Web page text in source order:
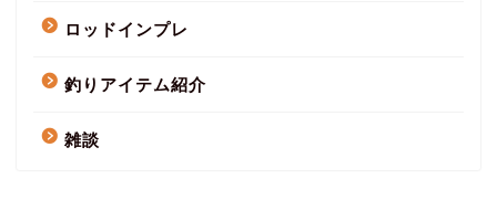
ロッドインプレ
釣りアイテム紹介
雑談